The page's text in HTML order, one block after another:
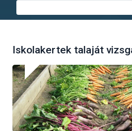
Iskolakertek talaját